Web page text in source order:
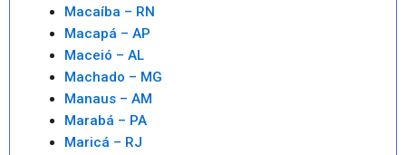
Macaíba – RN
Macapá – AP
Maceió – AL
Machado – MG
Manaus – AM
Marabá – PA
Maricá – RJ